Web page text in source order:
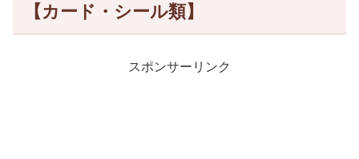
【カード・シール類】
スポンサーリンク